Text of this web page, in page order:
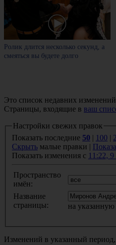
Ролик длится несколько секунд, а
смеяться вы будете долго
Это список недавних
Страницы, входящие в ваш
Настройки свежих правок
Показать последние 50 | 100 |
Скрыть малые правки |
Показать изменения с 11:22, 9
Пространство
имён:
Название
страницы:
на
Изменений в указанный